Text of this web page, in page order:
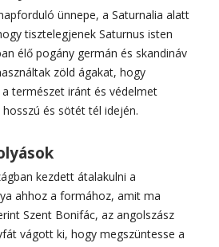
ünnepe, a Saturnalia alatt
tisztelegjenek Saturnus isten
élő pogány germán és skandináv
zöld ágakat, hogy
természet iránt és védelmet
és sötét tél idején.
kezdett átalakulni a
ahhoz a formához, amit ma
Szent Bonifác, az angolszász
vágott ki, hogy megszüntesse a